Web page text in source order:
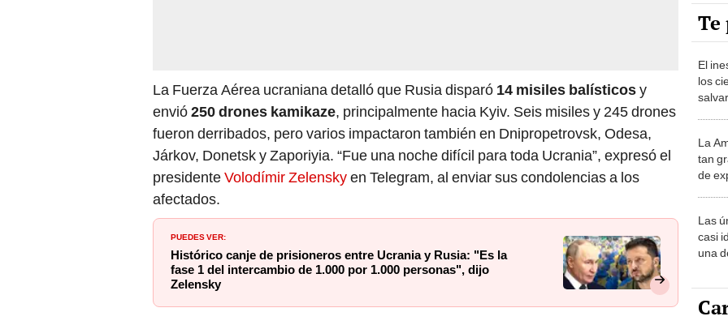
envió250 drones kamikaze, principalmente hacia Kyiv. Seis misiles y 245 drones
fueron derribados, pero varios impactaron también en Dnipropetrovsk, Odesa,
Járkov, Donetsk y Zaporiyia. “Fue una noche difícil para toda Ucrania”, expresó el
presidenteVolodímir Zelenskyen Telegram, al enviar sus condolencias a los
afectados.
PUEDES VER:
Histórico canje de prisioneros entre Ucrania y Rusia: "Es la
fase 1 del intercambio de 1.000 por 1.000 personas", dijo
Zelensky
Te
los
más
tan
de
casi
una
muy